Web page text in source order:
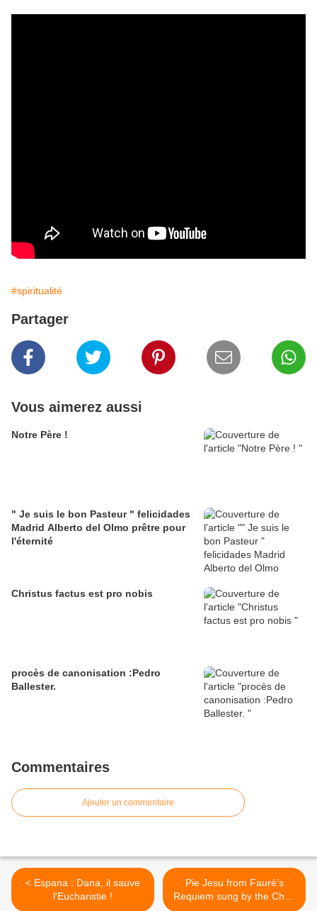
#spiritualité
Partager
Vous aimerez aussi
Notre Père !
" Je suis le bon Pasteur " felicidades
Madrid Alberto del Olmo prêtre pour
l'éternité
Christus factus est pro nobis
procès de canonisation :Pedro
Ballester.
Commentaires
Ajouter un commentaire
< Espana : Dana, il sauve
l'Eucharistie !
Pie Jesu from Fauré's
Requiem sung by the Choir